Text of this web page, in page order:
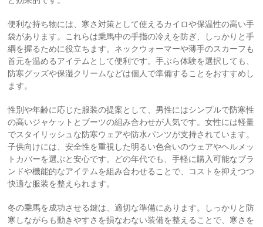
便利な持ち物には、寒さ対策として使えるカイロや保温性の高い手
袋があります。これらは乗馬中の手指の冷えを防ぎ、しっかりと手
綱を握るために役立ちます。ネックウォーマーや薄手のスカーフも
首元を温めるアイテムとして便利です。手ぶら体験を選択しても、
防寒グッズや保湿クリームなどは個人で準備することをおすすめし
ます。
性別や年齢に応じた服装の提案として、男性にはシンプルで防寒性
の高いジャケットとブーツの組み合わせが人気です。女性には軽量
でスタイリッシュな防寒ウェアや防水パンツが支持されています。
子供向けには、安全性を重視した明るい色合いのウェアやヘルメッ
トカバーを選ぶと安心です。どの年代でも、手軽に購入可能なブラ
ンドや機能的なアイテムを組み合わせることで、コストを抑えつつ
快適な服装を整えられます。
冬の乗馬を成功させる鍵は、適切な準備にあります。しっかりと防
寒しながらも動きやすさを損なわない装備を整えることで、寒さを